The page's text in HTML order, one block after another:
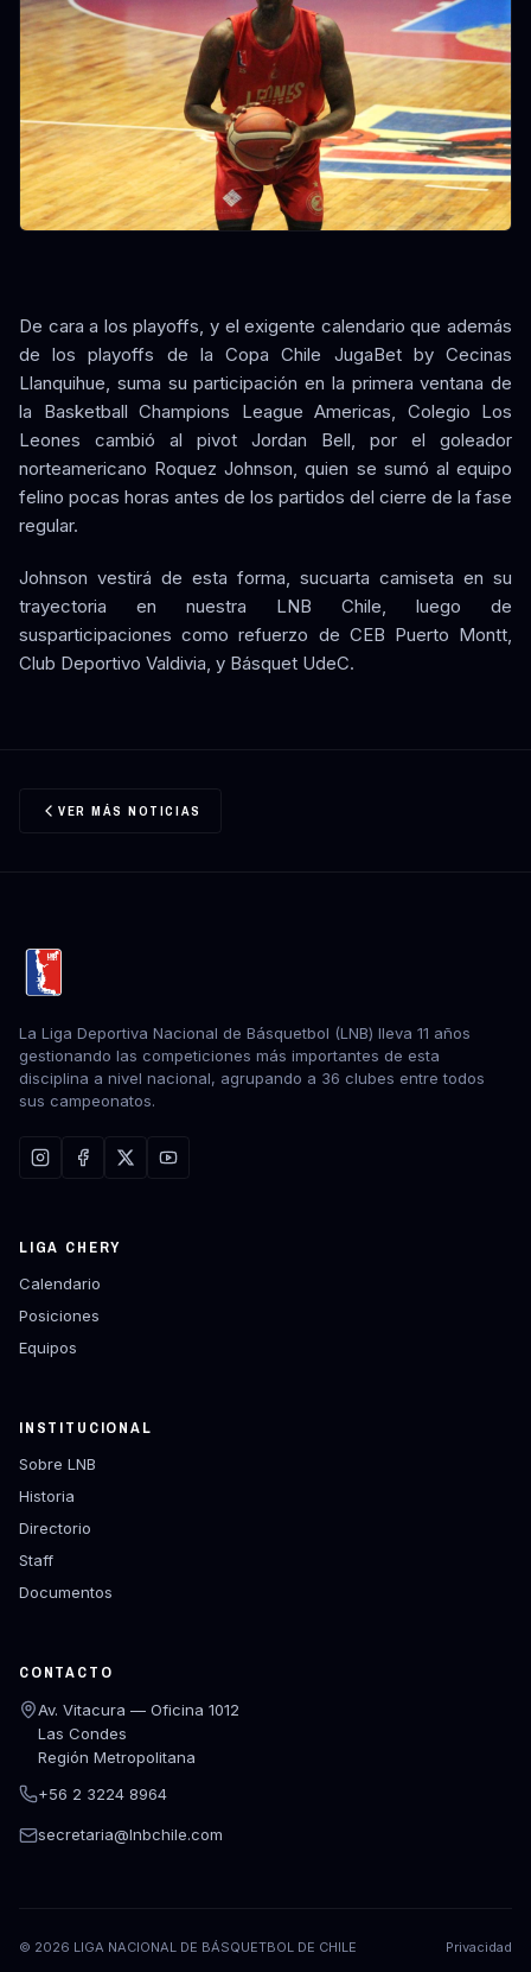
De cara a los playoffs, y el exigente calendario que además
de los playoffs de la Copa Chile JugaBet by Cecinas
Llanquihue, suma su participación en la primera ventana de
la Basketball Champions League Americas, Colegio Los
Leones cambió al pivot Jordan Bell, por el goleador
norteamericano Roquez Johnson, quien se sumó al equipo
felino pocas horas antes de los partidos del cierre de la fase
regular.
Johnson vestirá de esta forma, sucuarta camiseta en su
trayectoria en nuestra LNB Chile, luego de
susparticipaciones como refuerzo de CEB Puerto Montt,
Club Deportivo Valdivia, y Básquet UdeC.
VER MÁS NOTICIAS
La Liga Deportiva Nacional de Básquetbol (LNB) lleva 11 años
gestionando las competiciones más importantes de esta
disciplina a nivel nacional, agrupando a 36 clubes entre todos
sus campeonatos.
LIGA CHERY
Calendario
Posiciones
Equipos
INSTITUCIONAL
Sobre LNB
Historia
Directorio
Staff
Documentos
CONTACTO
Av. Vitacura — Oficina 1012
Las Condes
Región Metropolitana
+56 2 3224 8964
secretaria@lnbchile.com
© 2026 LIGA NACIONAL DE BÁSQUETBOL DE CHILE Privacidad